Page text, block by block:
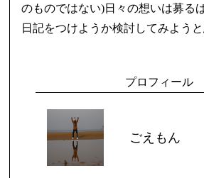
のものではない)日々の想いは募る
日記をつけようか検討してみようと
プロフィール
ごえもん